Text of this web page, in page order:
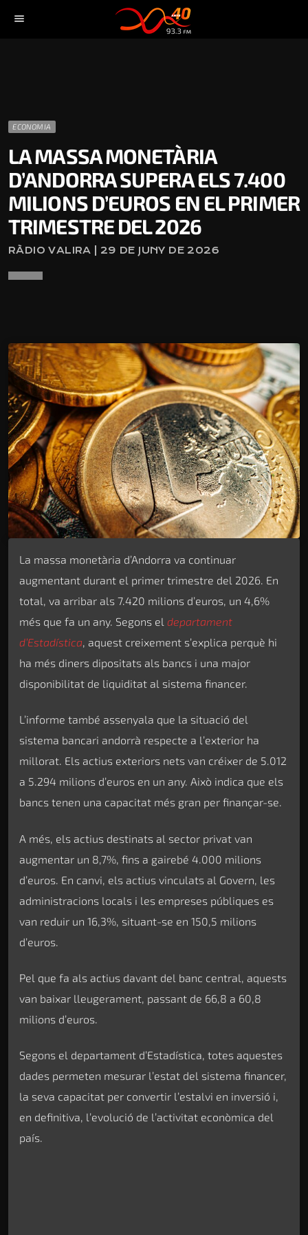
menu
ECONOMIA
LA MASSA MONETÀRIA
D’ANDORRA SUPERA ELS 7.400
MILIONS D’EUROS EN EL PRIMER
TRIMESTRE DEL 2026
RÀDIO VALIRA | 29 DE JUNY DE 2026
La massa monetària d’Andorra va continuar
augmentant durant el primer trimestre del 2026. En
total, va arribar als 7.420 milions d’euros, un 4,6%
més que fa un any. Segons el departament
d’Estadística , aquest creixement s’explica perquè hi
ha més diners dipositats als bancs i una major
disponibilitat de liquiditat al sistema financer.
L’informe també assenyala que la situació del
sistema bancari andorrà respecte a l’exterior ha
millorat. Els actius exteriors nets van créixer de 5.012
a 5.294 milions d’euros en un any. Això indica que els
bancs tenen una capacitat més gran per finançar-se.
A més, els actius destinats al sector privat van
augmentar un 8,7%, fins a gairebé 4.000 milions
d’euros. En canvi, els actius vinculats al Govern, les
administracions locals i les empreses públiques es
van reduir un 16,3%, situant-se en 150,5 milions
d’euros.
Pel que fa als actius davant del banc central, aquests
van baixar lleugerament, passant de 66,8 a 60,8
milions d’euros.
Segons el departament d’Estadística, totes aquestes
dades permeten mesurar l’estat del sistema financer,
la seva capacitat per convertir l’estalvi en inversió i,
en definitiva, l’evolució de l’activitat econòmica del
país.